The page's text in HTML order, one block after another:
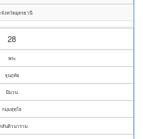
งหวัดอุดรธานี
28
พระ
จุนฤทัย
มีมวน
กมฺมสุทฺโธ
สันติวนาราม